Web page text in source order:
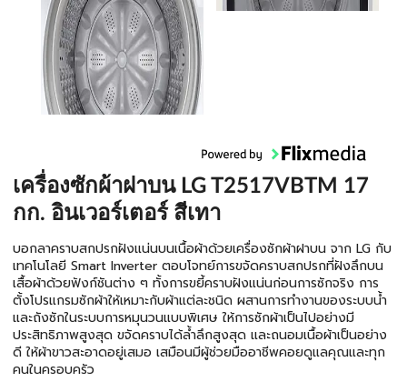
เครื่องซักผ้าฝาบน LG T2517VBTM 17
กก. อินเวอร์เตอร์ สีเทา
บอกลาคราบสกปรกฝังแน่นบนเนื้อผ้าด้วยเครื่องซักผ้าฝาบน จาก LG กับ
เทคโนโลยี Smart Inverter ตอบโจทย์การขจัดคราบสกปรกที่ฝังลึกบน
เสื้อผ้าด้วยฟังก์ชันต่าง ๆ ทั้งการขยี้คราบฝังแน่นก่อนการซักจริง การ
ตั้งโปรแกรมซักผ้าให้เหมาะกับผ้าแต่ละชนิด ผสานการทำงานของระบบน้ำ
และถังซักในระบบการหมุนวนแบบพิเศษ ให้การซักผ้าเป็นไปอย่างมี
ประสิทธิภาพสูงสุด ขจัดคราบได้ล้ำลึกสูงสุด และถนอมเนื้อผ้าเป็นอย่าง
ดี ให้ผ้าขาวสะอาดอยู่เสมอ เสมือนมีผู้ช่วยมืออาชีพคอยดูแลคุณและทุก
คนในครอบครัว